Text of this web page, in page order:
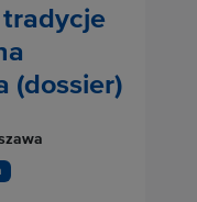
tradycje
(dossier)